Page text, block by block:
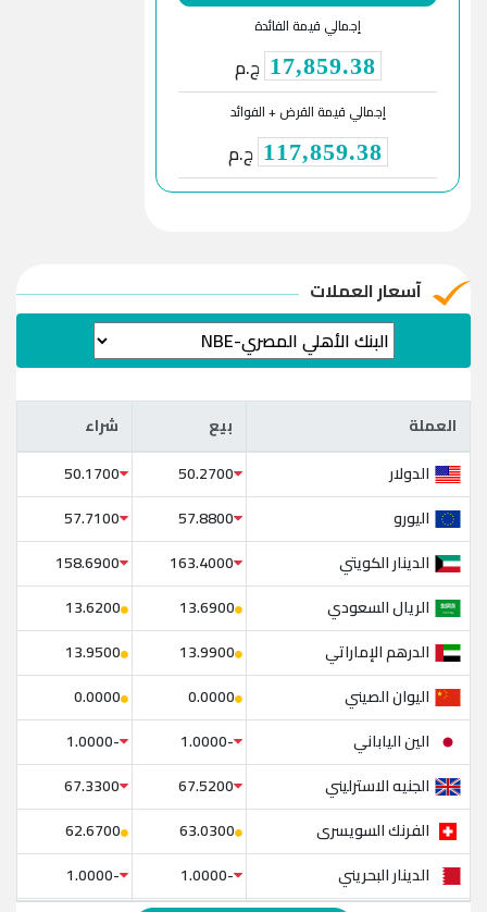
إجمالي قيمة الفائدة
17,859.38 ج.م
إجمالي قيمة القرض + الفوائد
117,859.38 ج.م
آسعار العملات
العملة بيع شراء العملة بيع
شراء
الدولار
50.2700
50.1700
اليورو
57.8800
57.7100
الدينار الكويتي
163.4000
158.6900
الريال السعودي
13.6900
13.6200
الدرهم الإماراتي
13.9900
13.9500
اليوان الصيني
0.0000
0.0000
الين الياباني
-1.0000
-1.0000
الجنيه الاسترليني
67.5200
67.3300
الفرنك السويسرى
63.0300
62.6700
الدينار البحريني
-1.0000
-1.0000